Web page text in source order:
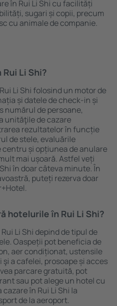
în Rui Li Shi cu facilități
sugari și copii, precum
cu animale de companie.
Li Shi?
Li Shi folosind un motor de
și datele de check-in și
numărul de persoane,
unităţile de cazare
rezultatelor în funcție
de stele, evaluările
și opțiunea de anulare
mai ușoară. Astfel veți
în doar câteva minute. În
puteți rezerva doar
hotelurile în Rui Li Shi?
Li Shi depind de tipul de
Oaspeții pot beneficia de
aer condiționat, ustensile
a cafelei, prosoape și acces
parcare gratuită, pot
sau pot alege un hotel cu
în Rui Li Shi la
de la aeroport.